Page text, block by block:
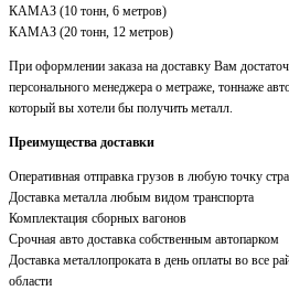
КАМАЗ (10 тонн, 6 метров)
КАМАЗ (20 тонн, 12 метров)
При оформлении заказа на доставку Вам
персонального менеджера о метраже, тоннаже
который вы хотели бы получить металл.
Преимущества доставки
Оперативная отправка грузов в любую точку
Доставка металла любым видом транспорта
Комплектация сборных вагонов
Срочная авто доставка собственным автопарком
Доставка металлопроката в день оплаты во все
области